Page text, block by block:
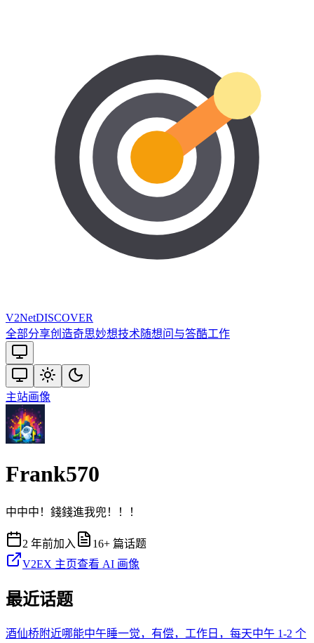
V2NetDISCOVER
全部分享创造奇思妙想技术随想问与答酷工作
主站画像
Frank570
中中中！錢錢進我兜！！！
2 年前加入 16+ 篇话题
V2EX 主页查看 AI 画像
最近话题
酒仙桥附近哪能中午睡一觉，有偿，工作日，每天中午 1-2 个